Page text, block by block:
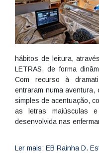
hábitos de leitura,
LETRAS, de forma
Com recurso à
entraram numa
simples de acentuação,
as letras maiúsculas
desenvolvida nas
Ler mais: EB Rainha D.